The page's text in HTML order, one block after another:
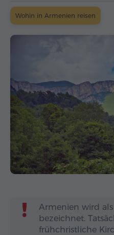
Wohin in Armenien reisen
Armenien wird
bezeichnet.
frühchristliche